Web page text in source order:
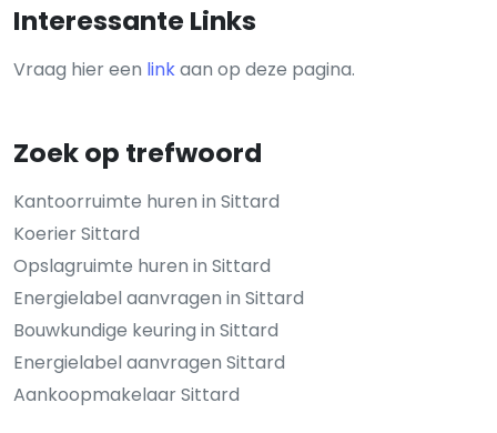
Interessante Links
Vraag hier een linkaan op deze pagina.
Zoek op trefwoord
Kantoorruimte huren in Sittard
Koerier Sittard
Opslagruimte huren in Sittard
Energielabel aanvragen in Sittard
Bouwkundige keuring in Sittard
Energielabel aanvragen Sittard
Aankoopmakelaar Sittard